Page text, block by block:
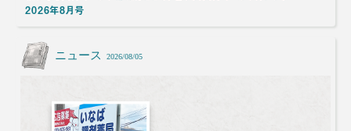
2026年8月号
ニュース 2026/08/05